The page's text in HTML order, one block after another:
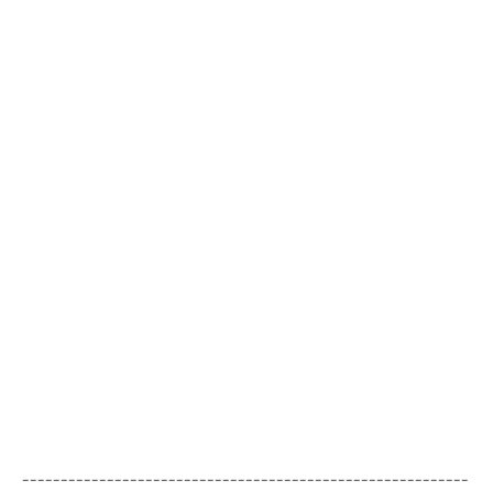
----------------------------------------------------------